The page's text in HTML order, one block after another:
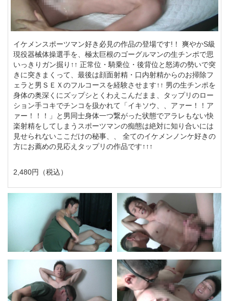
イケメンスポーツマン好き必見の作品の登場です!！ 爽やかS級
現役器械体操選手を、極太巨根のゴーグルマンの生チンポで思
いっきりガン掘り↑↑ 正常位・騎乗位・後背位と怒涛の勢いで突
きに突きまくって、最後は顔面射精・口内射精からのお掃除フ
ェラと男ＳＥＸのフルコースを経験させます↑↑ 男の生チンポを
身体の奥深くにズップシとくわえこんだまま、タップリのロー
ション手コキでチンコを扱かれて「イキソウ、、アァー！！ア
ァー！！！」と男同士身体一つ繋がった状態でアラレもない快
楽射精をしてしまうスポーツマンの痴態は絶対に知り合いには
見せられないここだけの秘事、、 全てのイケメンノンケ好きの
方にお薦めの見応えタップリの作品です↑↑↑
2,480円（税込）